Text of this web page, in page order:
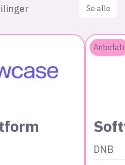
Se alle
Anbefalt
DNB